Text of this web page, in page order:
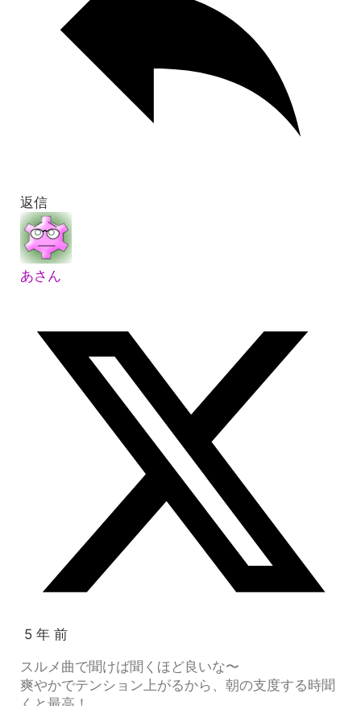
返信
あさん
5 年 前
スルメ曲で聞けば聞くほど良いな〜
爽やかでテンション上がるから、朝の支度する時聞